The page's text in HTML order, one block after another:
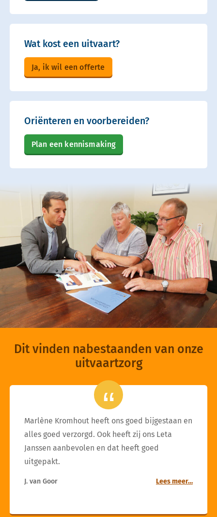
Wat kost een uitvaart?
Ja, ik wil een offerte
Oriënteren en voorbereiden?
Plan een kennismaking
Dit vinden nabestaanden van onze
uitvaartzorg
Marlène Kromhout heeft ons goed bijgestaan en
alles goed verzorgd. Ook heeft zij ons Leta
Janssen aanbevolen en dat heeft goed
uitgepakt.
J. van Goor Lees meer…